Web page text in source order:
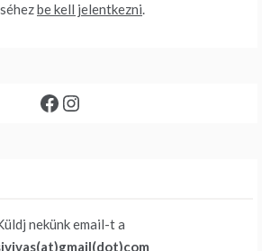
be kell jelentkezni.
Facebook
Instagram
nekünk email-t a